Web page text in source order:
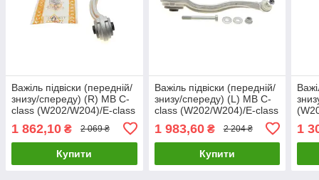
Важіль підвіски (передній/
знизу/спереду) (R) MB C-
class (W202/W204)/E-class
23MR3205B UA61
1 862,10 ₴ 2 069 ₴
Купити
Важіль підвіски (передній/
знизу/спереду) (L) MB C-
class (W202/W204)/E-class
23MR3204 UA61
1 983,60₴ 2 204 ₴
Купити
1